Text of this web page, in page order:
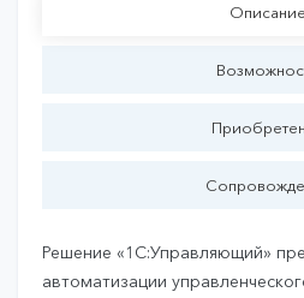
Описание
Решение «1С:Управляющий»
автоматизации